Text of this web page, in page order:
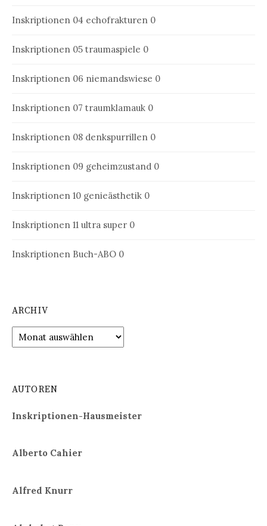
Inskriptionen 04 echofrakturen 0
Inskriptionen 05 traumaspiele 0
Inskriptionen 06 niemandswiese 0
Inskriptionen 07 traumklamauk 0
Inskriptionen 08 denkspurrillen 0
Inskriptionen 09 geheimzustand 0
Inskriptionen 10 genieästhetik 0
Inskriptionen 11 ultra super 0
Inskriptionen Buch-ABO 0
ARCHIV
Archiv
AUTOREN
Inskriptionen-Hausmeister
Alberto Cahier
Alfred Knurr